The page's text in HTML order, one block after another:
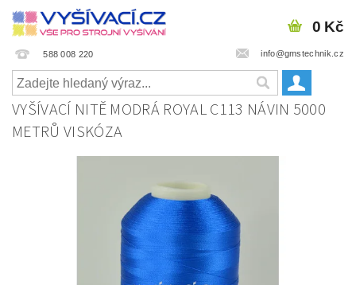
588 008 220 info@gmstechnik.cz
0 Kč
VYŠÍVACÍ NITĚ MODRÁ ROYAL C113 NÁVIN 5000
METRŮ VISKÓZA